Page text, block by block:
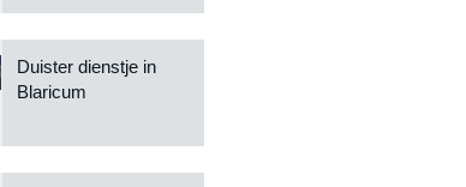
Duister dienstje in
Blaricum